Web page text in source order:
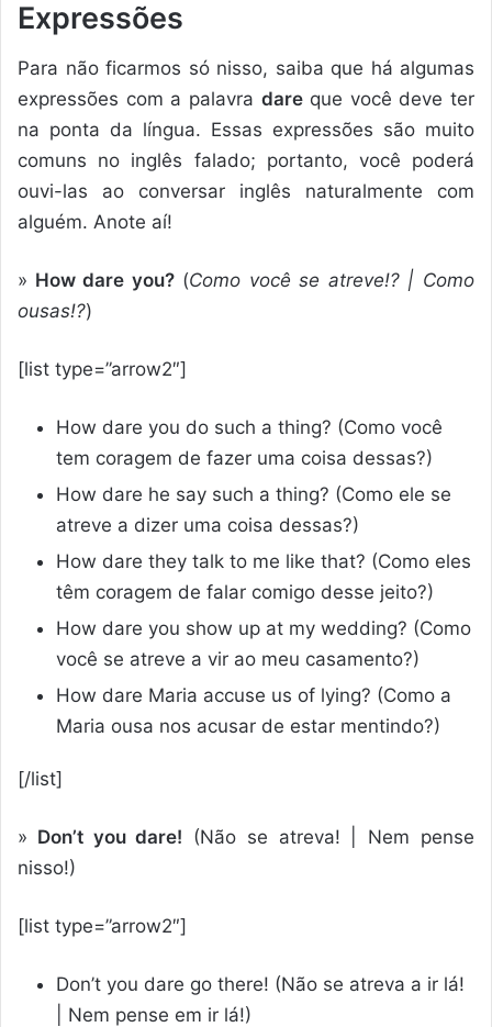
Expressões
Para não ficarmos só nisso, saiba que há algumas
expressões com a palavra dareque você deve ter
na ponta da língua. Essas expressões são muito
comuns no inglês falado; portanto, você poderá
ouvi-las ao conversar inglês naturalmente com
alguém. Anote aí!
» How dare you?(Como você se atreve!? | Como
ousas!?)
[list type=”arrow2″]
How dare you do such a thing? (Como você
tem coragem de fazer uma coisa dessas?)
How dare he say such a thing? (Como ele se
atreve a dizer uma coisa dessas?)
How dare they talk to me like that? (Como eles
têm coragem de falar comigo desse jeito?)
How dare you show up at my wedding? (Como
você se atreve a vir ao meu casamento?)
How dare Maria accuse us of lying? (Como a
Maria ousa nos acusar de estar mentindo?)
[/list]
» Don’t you dare! (Não se atreva! | Nem pense
nisso!)
[list type=”arrow2″]
Don’t you dare go there! (Não se atreva a ir lá!
| Nem pense em ir lá!)